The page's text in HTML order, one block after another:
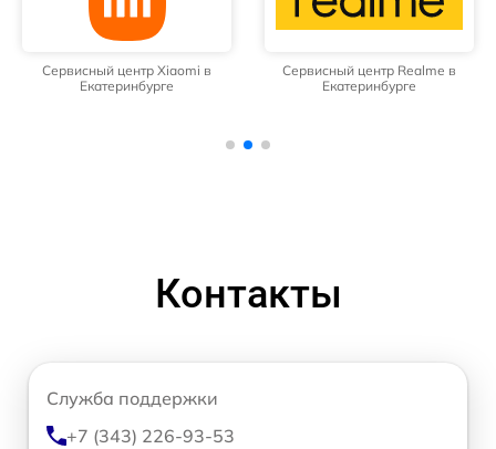
Сервисный центр Xiaomi в
Екатеринбурге
Сервисный центр Realme в
Екатеринбурге
Контакты
Служба поддержки
+7 (343) 226-93-53